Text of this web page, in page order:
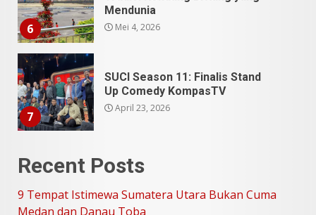
7
Up Comedy KompasTV
1
9 Tempat Istimewa Sumatera
Utara Bukan Cuma Medan dan
Danau Toba
Juli 31, 2026
5 Kuliner Sumatera Utara yang
Juli 13, 2026
Recent Posts
9 Tempat Istimewa Sumatera Utara Bukan Cuma
Medan dan Danau Toba